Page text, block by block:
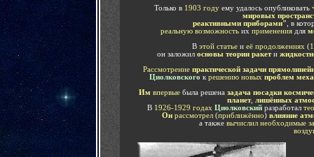
Только в 1903 году ему удалось опубликовать
мировых
реактивными приборами" , в
реальную возможностьих применениядля
В этой статье и её продолжениях (
он заложил основы теории ракети
Рассмотрение практической задачи
Циолковского к решению новых проблем
Им впервые была решена задача посадки
планет, лишённых
В 1926-1929 годах Циолковскийразработал
Он рассмотрел(приближённо) влияние
а также вычислил необходимые